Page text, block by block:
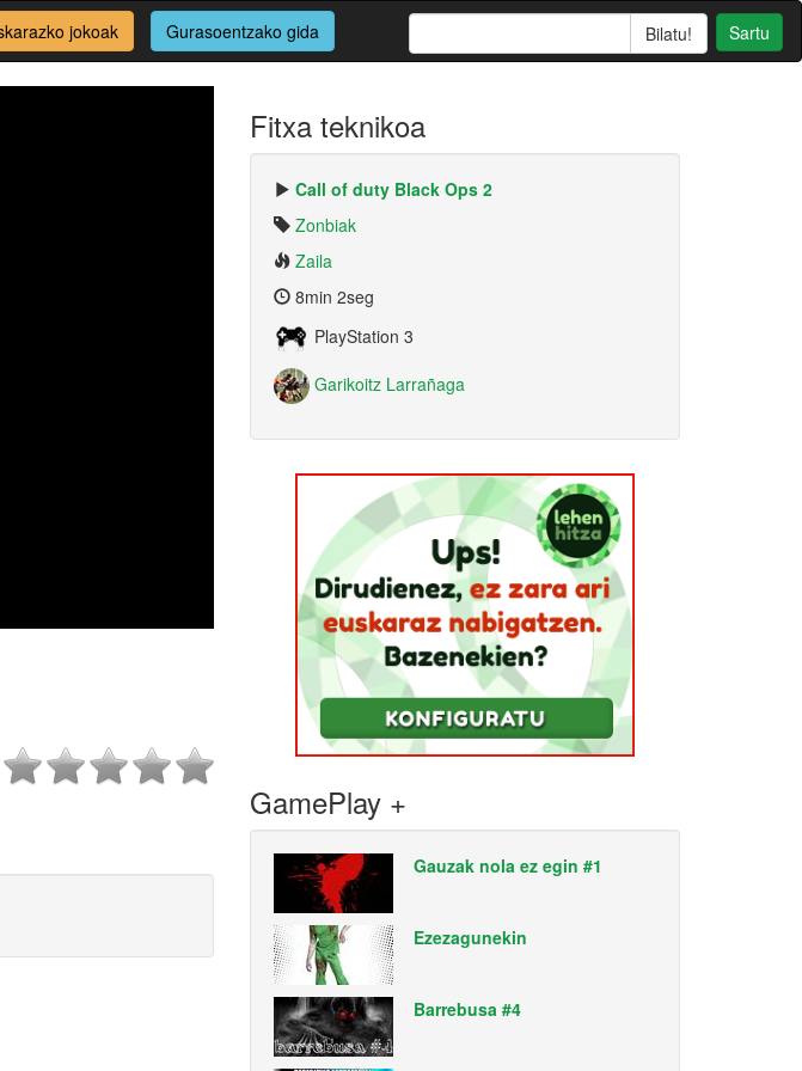
jokoak Gurasoentzako gida Sartu
Fitxa teknikoa
Call of duty Black Ops 2
Zonbiak
Zaila
8min 2seg
PlayStation 3
Garikoitz Larrañaga
GamePlay +
Gauzak nola ez egin #1
Ezezagunekin
Barrebusa #4